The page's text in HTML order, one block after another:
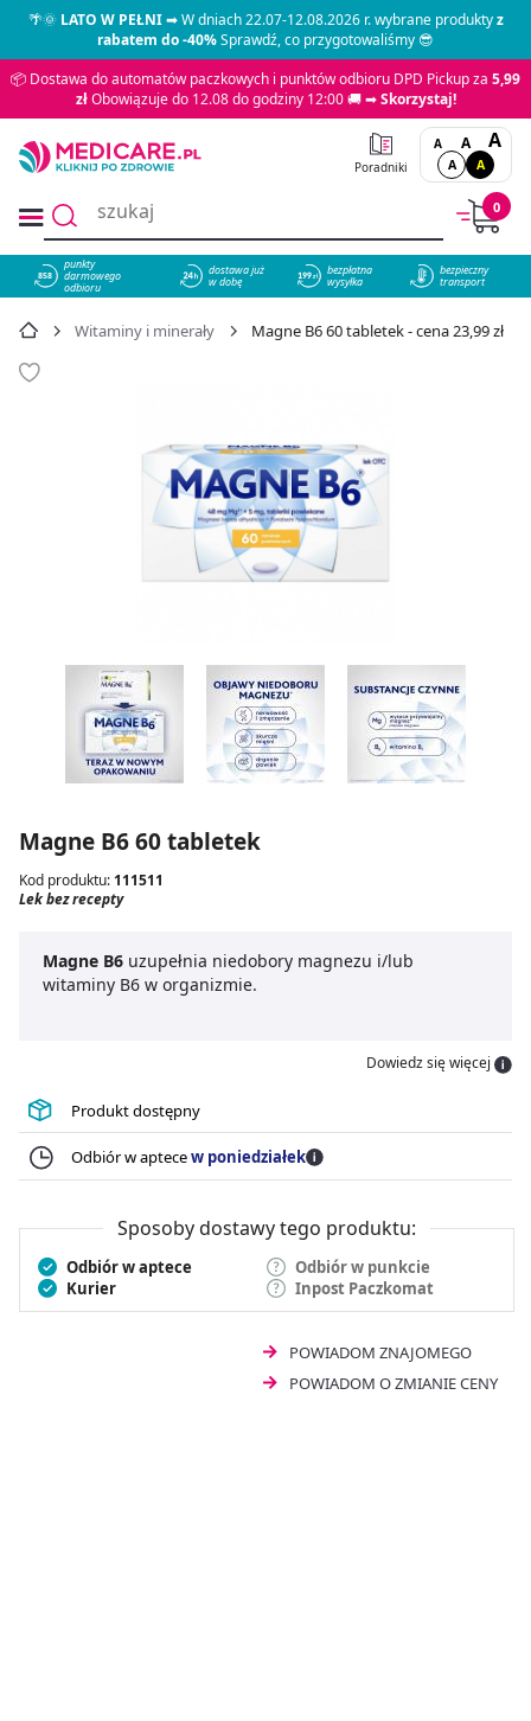
🌴🌞LATO W PEŁNI➡ W dniach 22.07-12.08.2026 r. wybrane produktyz
rabatem do -40%Sprawdź, co przygotowaliśmy 😎
📦 Dostawa do automatów paczkowych i punktów odbioru DPD Pickup za 5,99
złObowiązuje do 12.08 do godziny 12:00 🚚 ➡Skorzystaj!
Poradniki
A A A
A A
0
858
punkty
darmowego
odbioru
dostawa już
w dobę
bezpłatna
wysyłka
bezpieczny
transport
Witaminy i minerały Magne B6 60 tabletek - cena 23,99 zł
Magne B6 60 tabletek
Kod produktu: 111511
Lek bez recepty
Magne B6 uzupełnia niedobory magnezu i/lub
witaminy B6 w organizmie.
Dowiedz się więcej
Produkt dostępny
Odbiór w aptecew poniedziałek
Sposoby dostawy tego produktu:
Odbiór w aptece
Odbiór w punkcie
Kurier
Inpost Paczkomat
POWIADOM ZNAJOMEGO
POWIADOM O ZMIANIE CENY